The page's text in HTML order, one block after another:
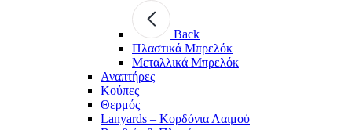
Back
Πλαστικά Μπρελόκ
Μεταλλικά Μπρελόκ
Αναπτήρες
Κούπες
Θερμός
Lanyards – Kορδόνια Λαιμού